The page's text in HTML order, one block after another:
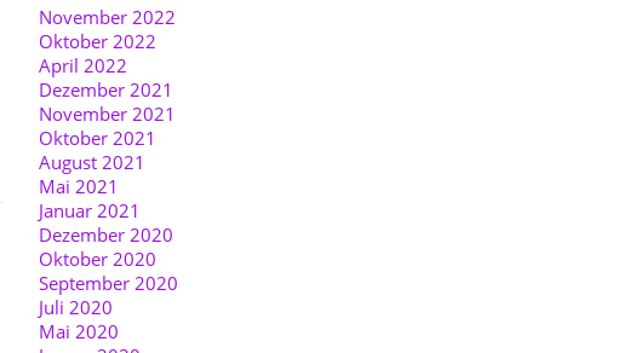
November 2022
Oktober 2022
April 2022
Dezember 2021
November 2021
Oktober 2021
August 2021
Mai 2021
Januar 2021
Dezember 2020
Oktober 2020
September 2020
Juli 2020
Mai 2020